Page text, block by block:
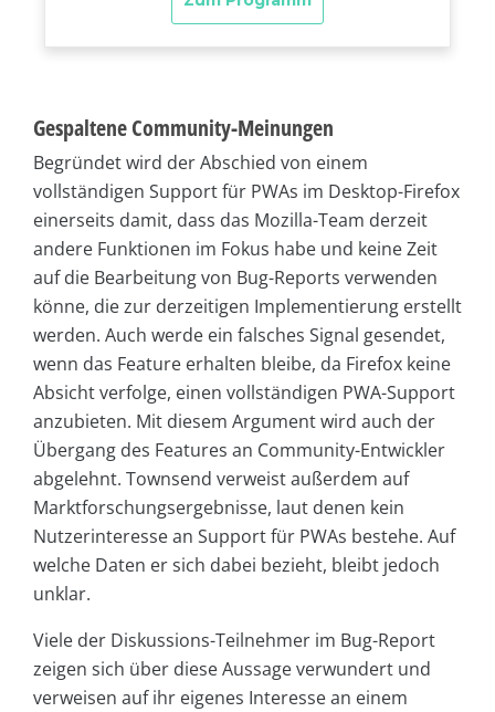
Gespaltene Community-Meinungen
Begründet wird der Abschied von einem
vollständigen Support für PWAs im Desktop-Firefox
einerseits damit, dass das Mozilla-Team derzeit
andere Funktionen im Fokus habe und keine Zeit
auf die Bearbeitung von Bug-Reports verwenden
könne, die zur derzeitigen Implementierung erstellt
werden. Auch werde ein falsches Signal gesendet,
wenn das Feature erhalten bleibe, da Firefox keine
Absicht verfolge, einen vollständigen PWA-Support
anzubieten. Mit diesem Argument wird auch der
Übergang des Features an Community-Entwickler
abgelehnt. Townsend verweist außerdem auf
Marktforschungsergebnisse, laut denen kein
Nutzerinteresse an Support für PWAs bestehe. Auf
welche Daten er sich dabei bezieht, bleibt jedoch
unklar.
Viele der Diskussions-Teilnehmer im Bug-Report
zeigen sich über diese Aussage verwundert und
verweisen auf ihr eigenes Interesse an einem